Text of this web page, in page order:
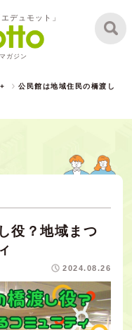
デュモット」
ガジン
公民館は地域住民の橋渡し
役？地域まつ
2024.08.26